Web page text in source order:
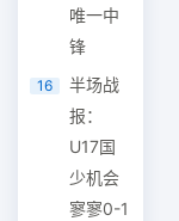
唯一中
锋
16
半场战
报：
U17国
少机会
寥寥0-1